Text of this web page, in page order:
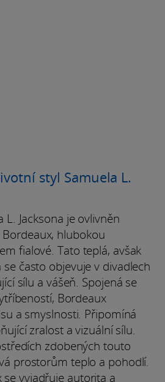
styl Samuela L.
L. Jacksona je ovlivněn
hlubokou
fialové. Tato teplá, avšak
často objevuje v divadlech
sílu a vášeň. Spojená se
Bordeaux
a smyslnosti. Připomíná
zralost a vizuální sílu.
zdobených touto
prostorům teplo a pohodlí.
vyjadřuje autorita a